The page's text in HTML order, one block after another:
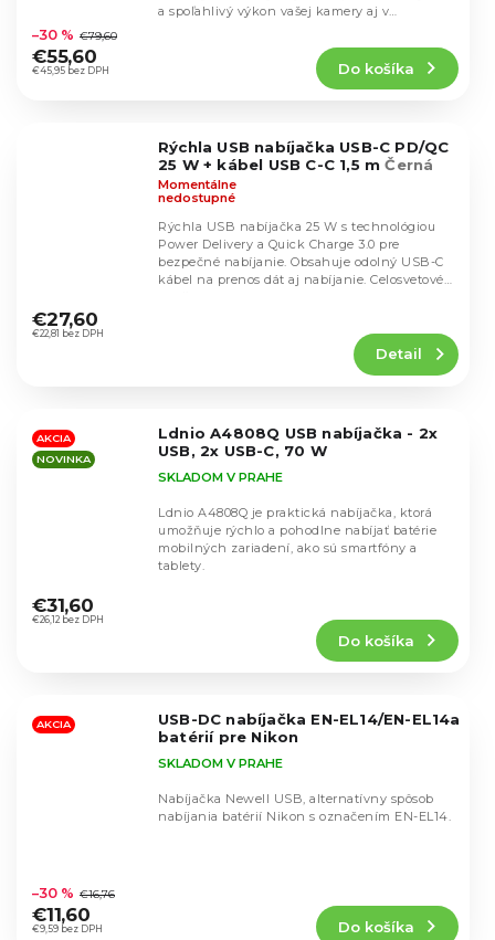
hodnotenie
produktu
je
€45,95 bez DPH
–30 % €79,60
€55,60
Do košíka
a spoľahlivý výkon vašej kamery aj v
Rýchla USB nabíjačka USB-C PD/QC
25 W + kábel USB C-C 1,5 mČerná
hodnotenie
produktu
hviezdičiek.
Momentálne
nedostupné
€22,81 bez DPH
€27,60
Detail
Rýchla USB nabíjačka 25 W s technológiou
Power Delivery a Quick Charge 3.0 pre
bezpečné nabíjanie. Obsahuje odolný USB-C
kábel na prenos dát aj nabíjanie. Celosvetové
AKCIA
NOVINKA
Ldnio A4808Q USB nabíjačka - 2x
USB, 2x USB-C, 70 W
hodnotenie
produktu
hviezdičiek.
SKLADOM V PRAHE
€26,12 bez DPH
€31,60
Do košíka
Ldnio A4808Q je praktická nabíjačka, ktorá
umožňuje rýchlo a pohodlne nabíjať batérie
mobilných zariadení, ako sú smartfóny a
tablety.
AKCIA
USB-DC nabíjačka EN-EL14/EN-EL14a
batérií pre Nikon
hodnotenie
produktu
je
SKLADOM V PRAHE
€9,59 bez DPH
–30 % €16,76
€11,60
Do košíka
Nabíjačka Newell USB, alternatívny spôsob
nabíjania batérií Nikon s označením EN-EL14.